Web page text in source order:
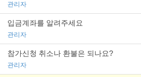
관리자
입금계좌를 알려주세요
관리자
참가신청 취소나 환불은 되나요?
관리자